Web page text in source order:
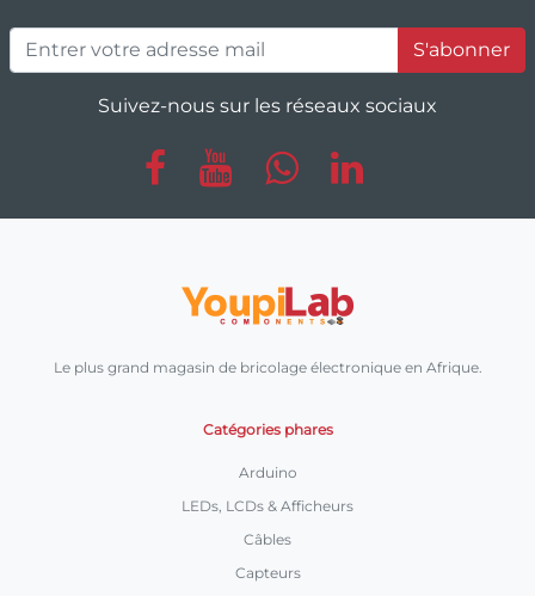
S'abonner
Suivez-nous sur les réseaux sociaux
Le plus grand magasin de bricolage électronique en Afrique.
Catégories phares
Arduino
LEDs, LCDs & Afficheurs
Câbles
Capteurs